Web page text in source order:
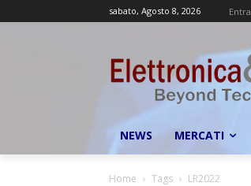
sabato, Agosto 8, 2026 Entra
NEWS MERCATI
Home Tags LR2022